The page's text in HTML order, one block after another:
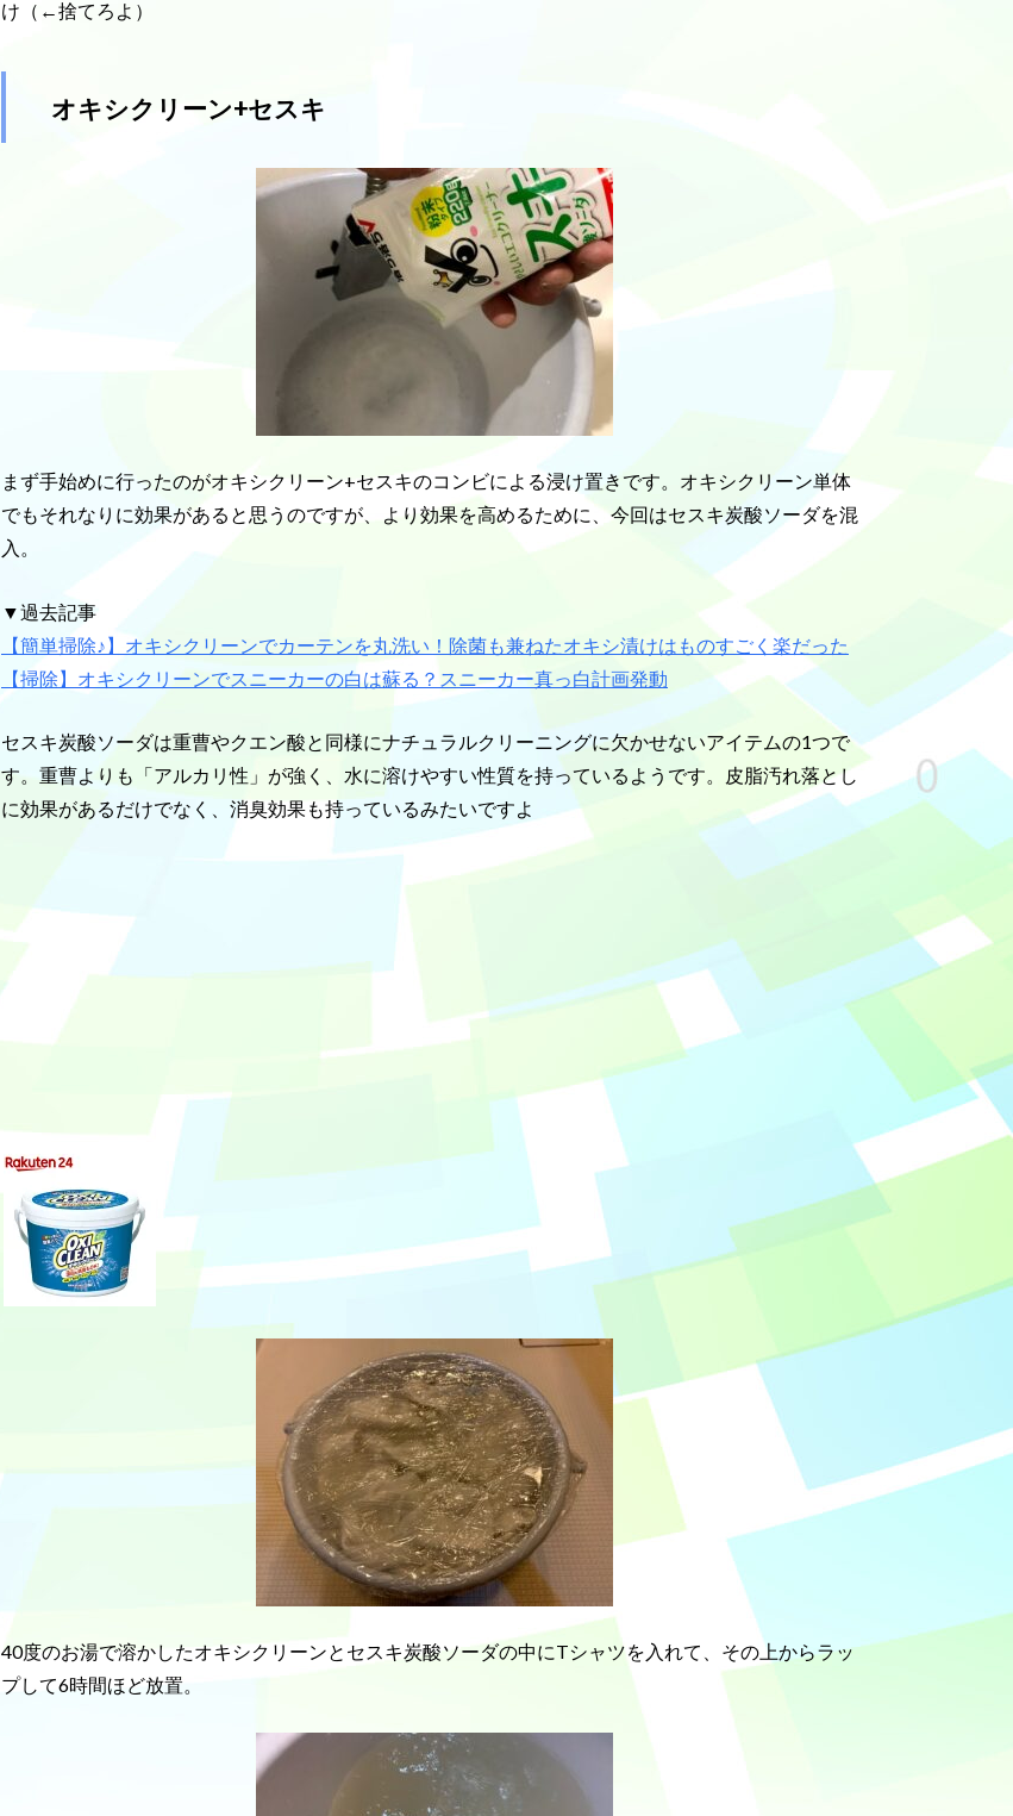
け（←捨てろよ）
オキシクリーン+セスキ
まず手始めに行ったのがオキシクリーン+セスキのコンビによる浸け置きです。オキシクリーン単体
でもそれなりに効果があると思うのですが、より効果を高めるために、今回はセスキ炭酸ソーダを混
入。
▼過去記事
【簡単掃除♪】オキシクリーンでカーテンを丸洗い！除菌も兼ねたオキシ漬けはものすごく楽だった
【掃除】オキシクリーンでスニーカーの白は蘇る？スニーカー真っ白計画発動
セスキ炭酸ソーダは重曹やクエン酸と同様にナチュラルクリーニングに欠かせないアイテムの1つで
す。重曹よりも「アルカリ性」が強く、水に溶けやすい性質を持っているようです。皮脂汚れ落とし
に効果があるだけでなく、消臭効果も持っているみたいですよ
40度のお湯で溶かしたオキシクリーンとセスキ炭酸ソーダの中にTシャツを入れて、その上からラッ
プして6時間ほど放置。